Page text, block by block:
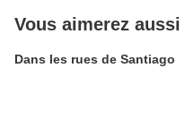
Vous aimerez aussi
Dans les rues de Santiago